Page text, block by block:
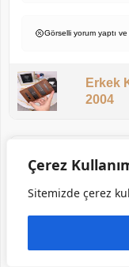
Çerez
Sitemizde çerez
Görselli yorum yaptı
Erkek
2004
EMRE